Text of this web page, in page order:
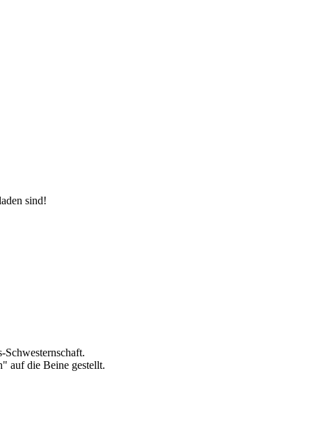
sind!
auf die Beine gestellt.